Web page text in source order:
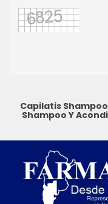
Capilatis
Shampoo Y